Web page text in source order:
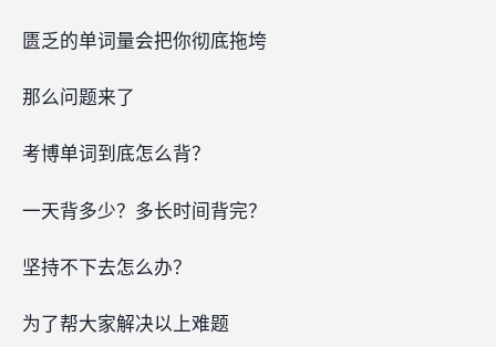
匮乏的单词量会把你彻底拖垮
那么问题来了‍‍‍‍‍‍‍‍‍‍‍‍‍‍‍‍‍‍
考博单词到底怎么背？
一天背多少？多长时间背完？
坚持不下去怎么办？
为了帮大家解决以上难题